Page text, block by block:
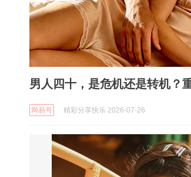
男人四十，是危机还是转机？
网易号 精彩分享快乐 2026-07-26